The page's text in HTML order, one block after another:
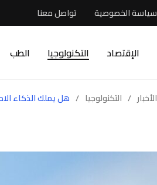
سياسة الخصوصية تواصل معنا
الإقتصاد التكنولوجيا الطب
الأخبار / التكنولوجيا / هل يملك الذكاء